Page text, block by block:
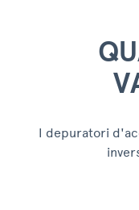
I depuratori